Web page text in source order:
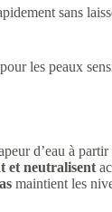
sans
les peaux
d’eau à
et neutralisent
maintient les